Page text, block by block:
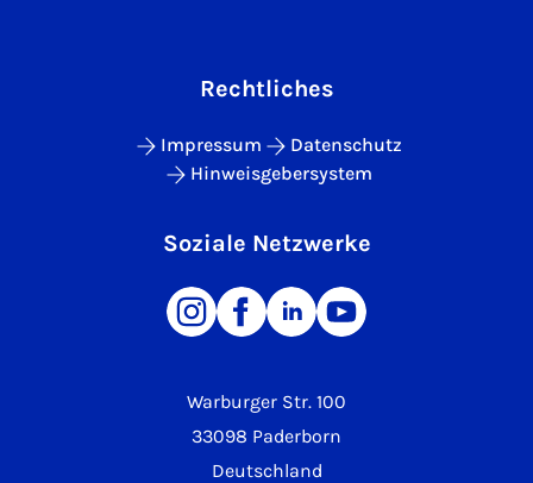
Warburger Str. 100
33098 Paderborn
Deutschland
Rechtliches
Impressum
Datenschutz
Hinweisgebersystem
Soziale Netzwerke